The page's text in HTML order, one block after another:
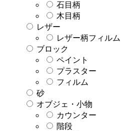
石目柄
木目柄
レザー
レザー柄フィルム
ブロック
ペイント
プラスター
フィルム
砂
オブジェ・小物
カウンター
階段